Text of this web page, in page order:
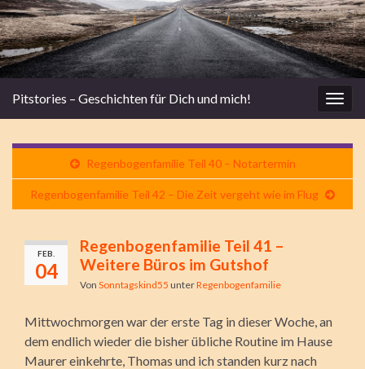
Pitstories – Geschichten für Dich und mich!
Regenbogenfamilie Teil 40 – Notartermin
Regenbogenfamilie Teil 42 – Die Zeit vergeht wie im Flug
FEB.
04
Regenbogenfamilie Teil 41 –
Weitere Büros im Gutshof
Von Sonntagskind55 unterRegenbogenfamilie
Mittwochmorgen war der erste Tag in dieser Woche, an
dem endlich wieder die bisher übliche Routine im Hause
Maurer einkehrte, Thomas und ich standen kurz nach